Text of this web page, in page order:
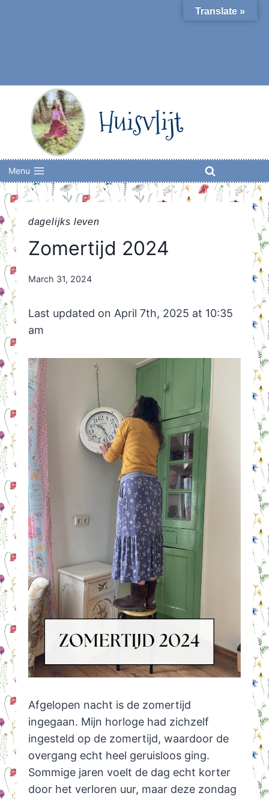
Huisvlijt
Menu
dagelijks leven
Zomertijd 2024
By
March 31, 2024
Last updated on April 7th, 2025 at 10:35
am
Afgelopen nacht is de zomertijd
ingegaan. Mijn horloge had zichzelf
ingesteld op de zomertijd, waardoor de
overgang echt heel geruisloos ging.
Sommige jaren voelt de dag echt korter
door het verloren uur, maar deze zondag
Translate »